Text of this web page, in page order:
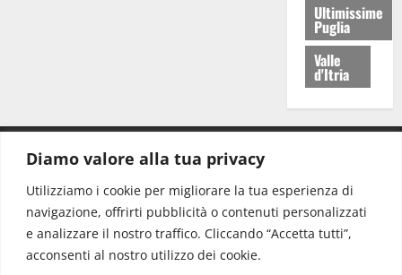
Diamo valore alla tua privacy
Utilizziamo i cookie per migliorare la tua esperienza di
navigazione, offrirti pubblicità o contenuti personalizzati
e analizzare il nostro traffico. Cliccando “Accetta tutti”,
acconsenti al nostro utilizzo dei cookie.
Ultimissime
Puglia
Valle
d'Itria
Redazione: redazione@www.martinasera.it
Direttore:direttore@www.martinasera.it
Info & Commerciale:info@www.martinasera.it